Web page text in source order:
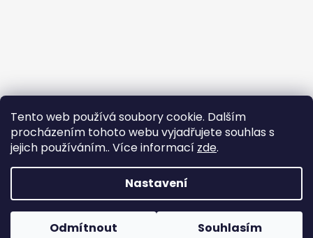
Tento web používá soubory cookie. Dalším
procházením tohoto webu vyjadřujete souhlas s
jejich používáním.. Více informací zde.
Nastavení
Odmítnout Souhlasím
Tvorba e-shopu: Ondřej Doležal
Vytvořil Shoptet
Copyright 2026
. Všechna práva